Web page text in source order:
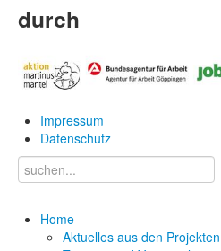
durch
Impressum
Datenschutz
Home
Aktuelles aus den Projekten